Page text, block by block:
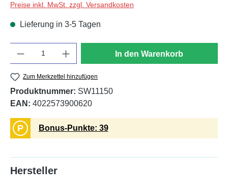
Preise inkl. MwSt. zzgl. Versandkosten
Lieferung in 3-5 Tagen
In den Warenkorb
Zum Merkzettel hinzufügen
Produktnummer: SW11150
EAN: 4022573900620
P Bonus-Punkte: 39
Hersteller